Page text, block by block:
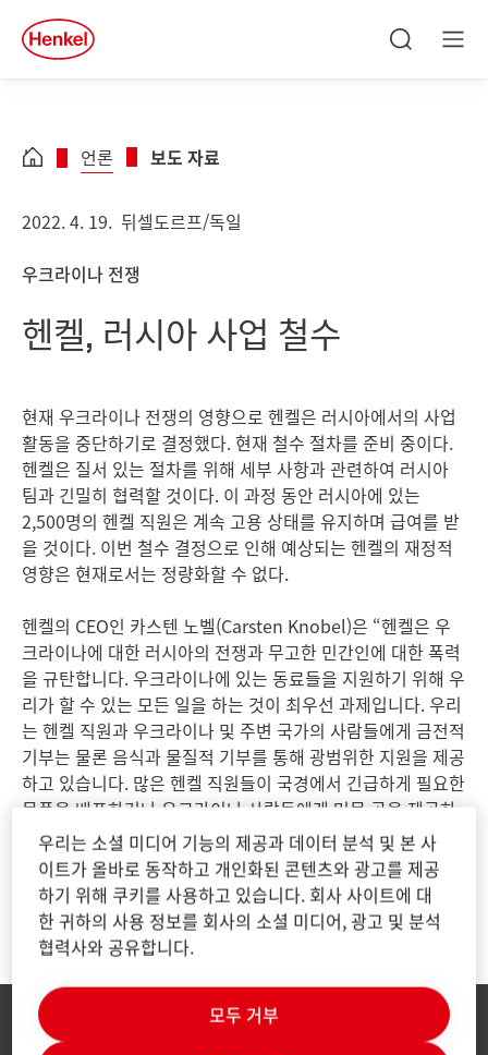
Skip to main content
Skip to footer
quick
search
언론 보도 자료
2022. 4. 19. 뒤셀도르프/독일
우크라이나 전쟁
헨켈, 러시아 사업 철수
현재 우크라이나 전쟁의 영향으로 헨켈은 러시아에서의 사업
활동을 중단하기로 결정했다. 현재 철수 절차를 준비 중이다.
헨켈은 질서 있는 절차를 위해 세부 사항과 관련하여 러시아
팀과 긴밀히 협력할 것이다. 이 과정 동안 러시아에 있는
2,500명의 헨켈 직원은 계속 고용 상태를 유지하며 급여를 받
을 것이다. 이번 철수 결정으로 인해 예상되는 헨켈의 재정적
영향은 현재로서는 정량화할 수 없다.
헨켈의 CEO인 카스텐 노벨(Carsten Knobel)은 “헨켈은 우
크라이나에 대한 러시아의 전쟁과 무고한 민간인에 대한 폭력
을 규탄합니다. 우크라이나에 있는 동료들을 지원하기 위해 우
리가 할 수 있는 모든 일을 하는 것이 최우선 과제입니다. 우리
는 헨켈 직원과 우크라이나 및 주변 국가의 사람들에게 금전적
기부는 물론 음식과 물질적 기부를 통해 광범위한 지원을 제공
하고 있습니다. 많은 헨켈 직원들이 국경에서 긴급하게 필요한
물품을 배포하거나 우크라이나 사람들에게 머물 곳을 제공하
며 돕고 있습니다”라고 말했다.
우리는 소셜 미디어 기능의 제공과 데이터 분석 및 본 사
이트가 올바로 동작하고 개인화된 콘텐츠와 광고를 제공
하기 위해 쿠키를 사용하고 있습니다. 회사 사이트에 대
한 귀하의 사용 정보를 회사의 소셜 미디어, 광고 및 분석
협력사와 공유합니다.
모두 거부